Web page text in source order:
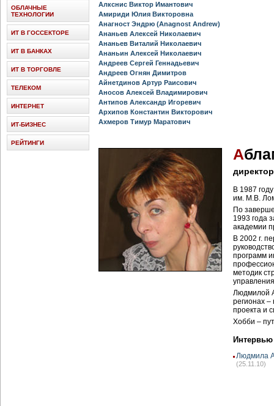
Алкснис Виктор Имантович
Амириди Юлия Викторовна
Анагност Эндрю (Anagnost Andrew)
Ананьев Алексей Николаевич
Ананьев Виталий Николаевич
Ананьин Алексей Николаевич
Андреев Сергей Геннадьевич
Андреев Огнян Димитров
Айнетдинов Артур Раисович
Аносов Алексей Владимирович
Антипов Александр Игоревич
Архипов Константин Викторович
Ахмеров Тимур Маратович
А
В 1987
им. М.В.
По
1993 года
академии
В 2002 г.
программ
методик
Людмилой
регионах –
проекта и
Хобби –
Интервью
Людмила
(25.11.10)
ОБЛАЧНЫЕ
ТЕХНОЛОГИИ
ИТ В ГОССЕКТОРЕ
ИТ В БАНКАХ
ИТ В ТОРГОВЛЕ
ТЕЛЕКОМ
ИНТЕРНЕТ
ИТ-БИЗНЕС
РЕЙТИНГИ